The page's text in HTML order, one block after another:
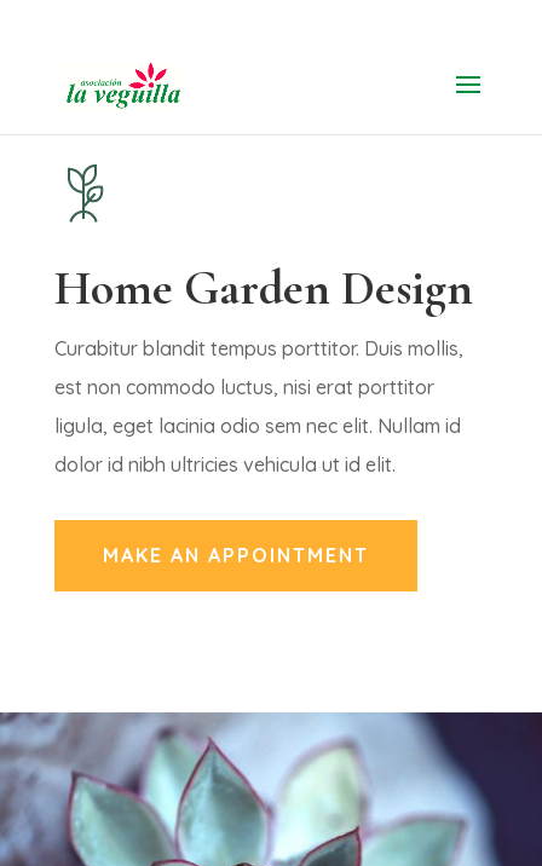
Home Garden Design
Curabitur blandit tempus porttitor. Duis mollis,
est non commodo luctus, nisi erat porttitor
ligula, eget lacinia odio sem nec elit. Nullam id
dolor id nibh ultricies vehicula ut id elit.
MAKE AN APPOINTMENT